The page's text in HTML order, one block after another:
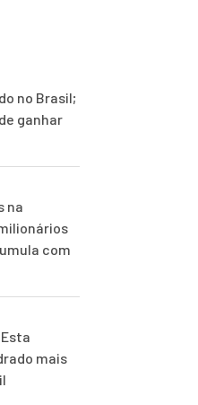
no Brasil;
ganhar
na
com
mais